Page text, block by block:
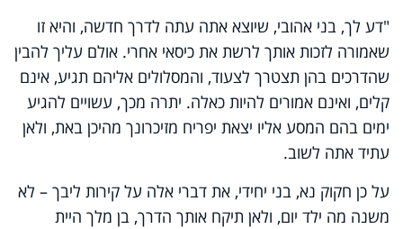
"דע לך, בני אהובי, שיוצא אתה עתה לדרך חדשה, והיא זו
שאמורה לזכות אותך לרשת את כיסאי אחרי. אולם עליך להבין
שהדרכים בהן תצטרך לצעוד, והמסלולים אליהם תגיע, אינם
קלים, ואינם אמורים להיות כאלה. יתרה מכך, עשויים להגיע
ימים בהם המסע אליו יצאת יפריח מזיכרונך מהיכן באת, ולאן
עתיד אתה לשוב.
על כן חקוק נא, בני יחידי, את דברי אלה על קירות ליבך – לא
משנה מה ילד יום, ולאן תיקח אותך הדרך, בן מלך היית